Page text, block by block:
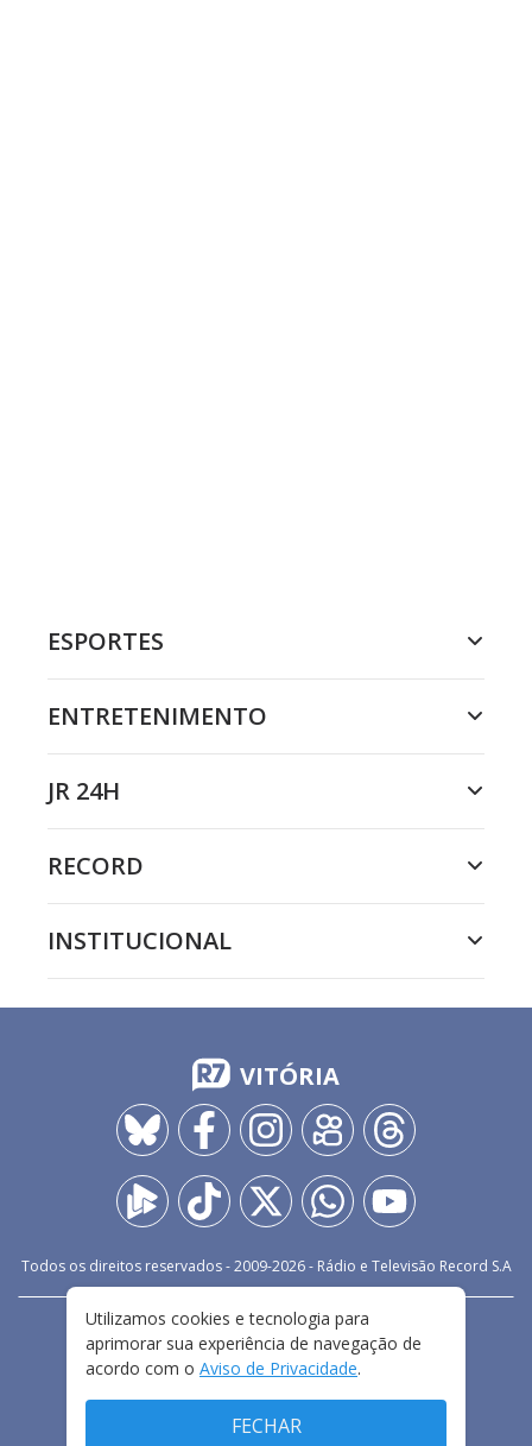
ESPORTES
ENTRETENIMENTO
JR 24H
RECORD
INSTITUCIONAL
VITÓRIA
Todos os direitos reservados - 2009-2026- Rádio e Televisão Record S.A
FALE CONOSCO
PRIVACIDADE
TERMOS E CONDIÇÕES DE USO
Utilizamos cookies e tecnologia para
aprimorar sua experiência de navegação de
acordo com o Aviso de Privacidade.
FECHAR